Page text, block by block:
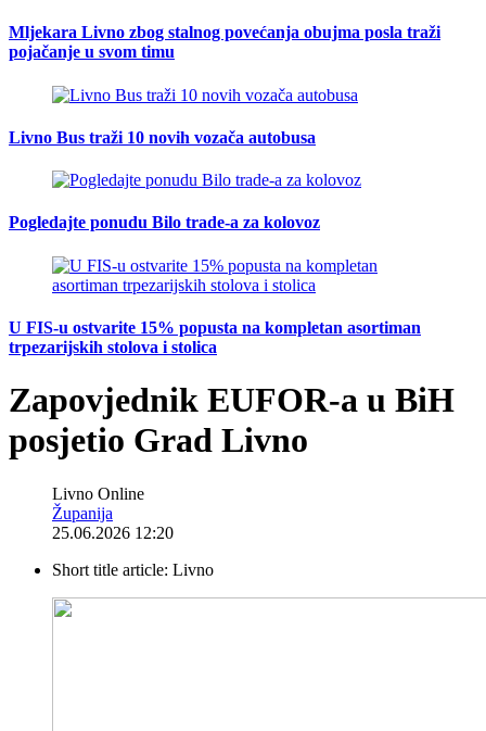
Mljekara Livno zbog stalnog povećanja obujma posla traži
pojačanje u svom timu
Livno Bus traži 10 novih vozača autobusa
Pogledajte ponudu Bilo trade-a za kolovoz
U FIS-u ostvarite 15% popusta na kompletan asortiman
trpezarijskih stolova i stolica
Zapovjednik EUFOR-a u BiH
posjetio Grad Livno
Livno Online
Županija
25.06.2026 12:20
Short title article: Livno